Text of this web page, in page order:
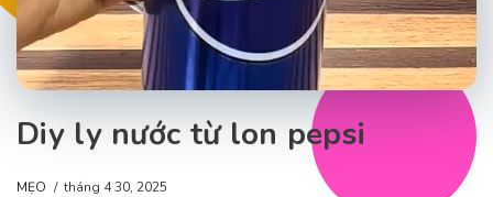
Diy ly nước từ lon pepsi
MẸO tháng 4 30, 2025